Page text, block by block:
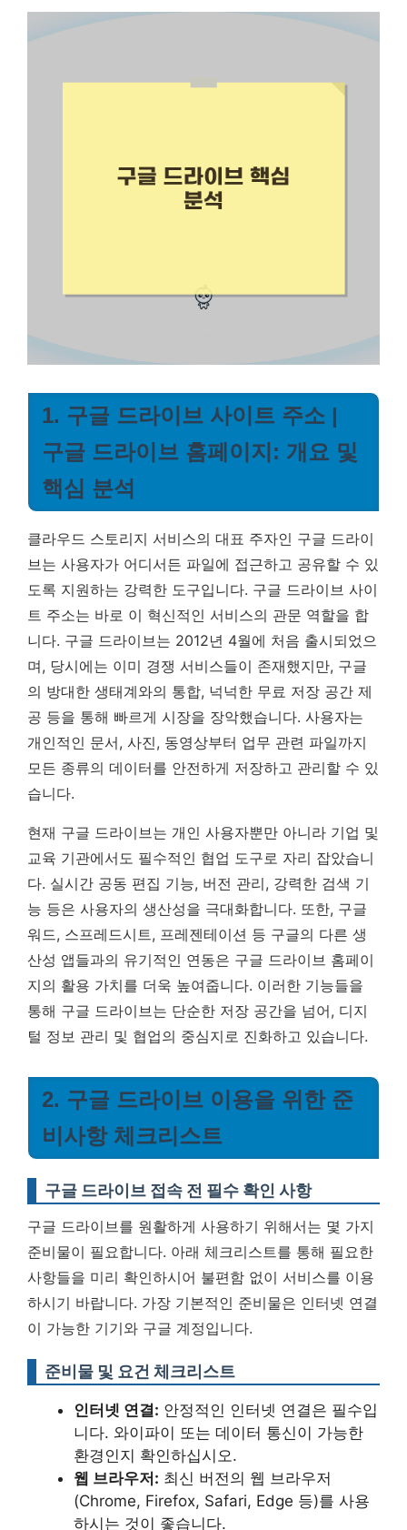
1. 구글 드라이브 사이트 주소 |
구글 드라이브 홈페이지: 개요 및
핵심 분석
클라우드 스토리지 서비스의 대표 주자인 구글 드라이
브는 사용자가 어디서든 파일에 접근하고 공유할 수 있
도록 지원하는 강력한 도구입니다. 구글 드라이브 사이
트 주소는 바로 이 혁신적인 서비스의 관문 역할을 합
니다. 구글 드라이브는 2012년 4월에 처음 출시되었으
며, 당시에는 이미 경쟁 서비스들이 존재했지만, 구글
의 방대한 생태계와의 통합, 넉넉한 무료 저장 공간 제
공 등을 통해 빠르게 시장을 장악했습니다. 사용자는
개인적인 문서, 사진, 동영상부터 업무 관련 파일까지
모든 종류의 데이터를 안전하게 저장하고 관리할 수 있
습니다.
현재 구글 드라이브는 개인 사용자뿐만 아니라 기업 및
교육 기관에서도 필수적인 협업 도구로 자리 잡았습니
다. 실시간 공동 편집 기능, 버전 관리, 강력한 검색 기
능 등은 사용자의 생산성을 극대화합니다. 또한, 구글
워드, 스프레드시트, 프레젠테이션 등 구글의 다른 생
산성 앱들과의 유기적인 연동은 구글 드라이브 홈페이
지의 활용 가치를 더욱 높여줍니다. 이러한 기능들을
통해 구글 드라이브는 단순한 저장 공간을 넘어, 디지
털 정보 관리 및 협업의 중심지로 진화하고 있습니다.
2. 구글 드라이브 이용을 위한 준
비사항 체크리스트
구글 드라이브 접속 전 필수 확인 사항
구글 드라이브를 원활하게 사용하기 위해서는 몇 가지
준비물이 필요합니다. 아래 체크리스트를 통해 필요한
사항들을 미리 확인하시어 불편함 없이 서비스를 이용
하시기 바랍니다. 가장 기본적인 준비물은 인터넷 연결
이 가능한 기기와 구글 계정입니다.
준비물 및 요건 체크리스트
인터넷 연결: 안정적인 인터넷 연결은 필수입
니다. 와이파이 또는 데이터 통신이 가능한
환경인지 확인하십시오.
웹 브라우저: 최신 버전의 웹 브라우저
(Chrome, Firefox, Safari, Edge 등)를 사용
하시는 것이 좋습니다.